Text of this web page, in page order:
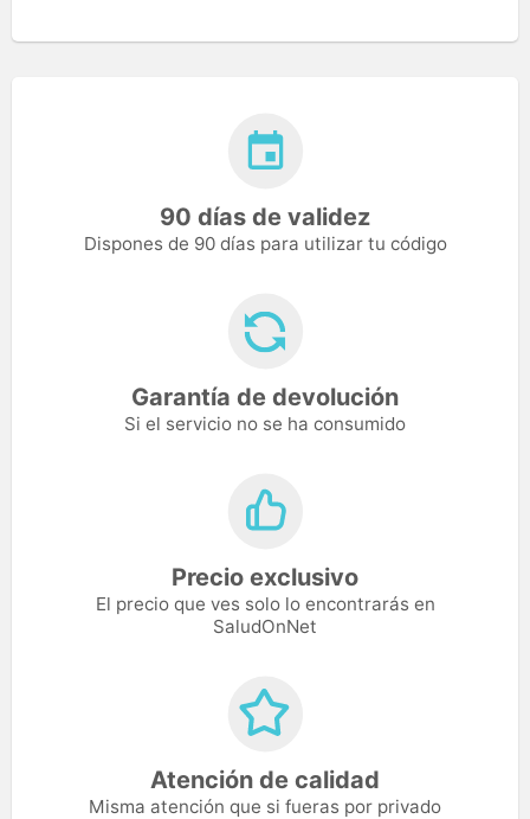
90 días de validez
Dispones de 90 días para utilizar tu código
Garantía de devolución
Si el servicio no se ha consumido
Precio exclusivo
El precio que ves solo lo encontrarás en
SaludOnNet
Atención de calidad
Misma atención que si fueras por privado